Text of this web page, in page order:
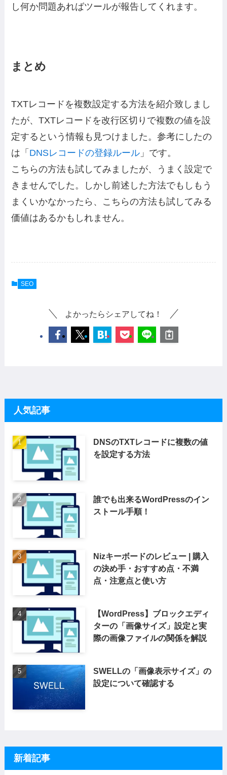
し何か問題あればツールが報告してくれます。
まとめ
TXTレコードを複数設定する方法を紹介致しまし
たが、TXTレコードを改行区切りで複数の値を設
定するという情報も見つけました。参考にしたの
は「 DNSレコードの登録ルール 」です。
こちらの方法も試してみましたが、うまく設定で
きませんでした。しかし前述した方法でもしもう
まくいかなかったら、こちらの方法も試してみる
価値はあるかもしれません。
SEO
よかったらシェアしてね！
人気記事
DNSのTXTレコードに複数の値
を設定する方法
誰でも出来るWordPressのイン
ストール手順！
Nizキーボードのレビュー | 購入
の決め手・おすすめ点・不満
点・注意点と使い方
【WordPress】ブロックエディ
ターの「画像サイズ」設定と実
際の画像ファイルの関係を解説
SWELLの「画像表示サイズ」の
設定について確認する
新着記事